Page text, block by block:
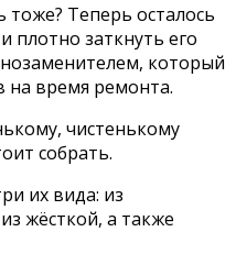
Теперь осталось
плотно заткнуть его
который
на время ремонта.
чистенькому
собрать.
их вида: из
жёсткой, а также